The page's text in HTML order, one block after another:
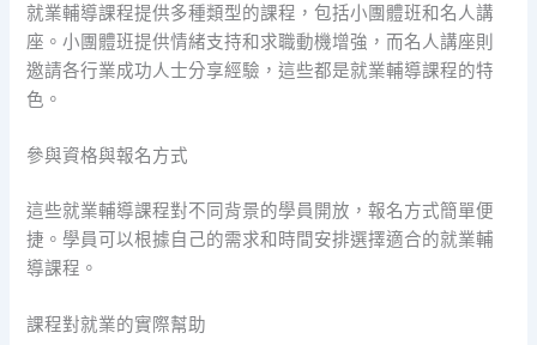
就業輔導課程提供多種類型的課程，包括小團體班和名人講
座。小團體班提供情緒支持和求職動機增強，而名人講座則
邀請各行業成功人士分享經驗，這些都是就業輔導課程的特
色。
參與資格與報名方式
這些就業輔導課程對不同背景的學員開放，報名方式簡單便
捷。學員可以根據自己的需求和時間安排選擇適合的就業輔
導課程。
課程對就業的實際幫助